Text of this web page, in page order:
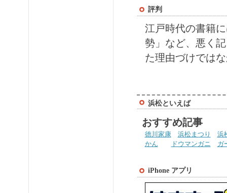
評判
江戸時代の書籍
勢」など、悪く
た理由づけでは
浜松といえば
おすすめ記事
徳川家康 浜松まつり
浜
かん
ドウマンガニ ガ
iPhone アプリ